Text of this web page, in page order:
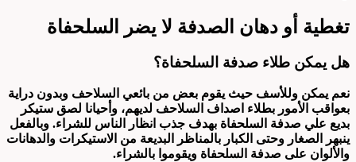
تغطية أو دهان الصدفة لا يضر السلحفاة
هل يمكن طلاء صدفة السلحفاة؟
نعم يمكن وللأسف حيث يقوم بعض من بائعي السلاحف وبدون دراية
بعواقب الأمور بطلاء اصداف السلاحف لديهم، وأحيانا لصق ستيكر
بديع علي صدفة السلحفاة بهدف جذب انظار الناس للشراء. وبالفعل
ينبهر الصغار وحتى الكبار بالمناظر البديعة من الاستيكرات والدهانات
والألوان على صدفة السلحفاة ويقوموا بالشراء.